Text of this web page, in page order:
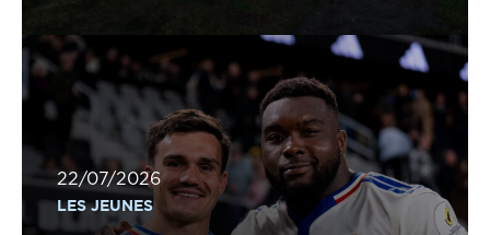
22/07/2026
LES JEUNES